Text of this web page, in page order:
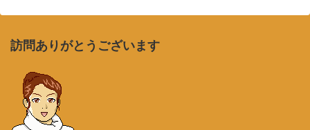
訪問ありがとうございます